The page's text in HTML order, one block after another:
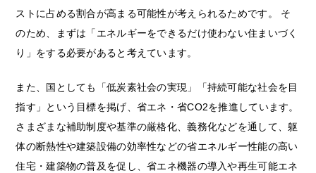
ストに占める割合が高まる可能性が考えられるためです。 そ
のため、まずは「エネルギーをできるだけ使わない住まいづく
り」をする必要があると考えています。
また、国としても「低炭素社会の実現」「持続可能な社会を目
指す」という目標を掲げ、省エネ・省CO2を推進しています。
さまざまな補助制度や基準の厳格化、義務化などを通して、躯
体の断熱性や建築設備の効率性などの省エネルギー性能の高い
住宅・建築物の普及を促し、省エネ機器の導入や再生可能エネ